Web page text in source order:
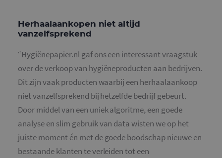
Herhaalaankopen niet altijd
vanzelfsprekend
“Hygiënepapier.nl gaf ons een interessant vraagstuk
over de verkoop van hygiëneproducten aan bedrijven.
Dit zijn vaak producten waarbij een herhaalaankoop
niet vanzelfsprekend bij hetzelfde bedrijf gebeurt.
Door middel van een uniek algoritme, een goede
analyse en slim gebruik van data wisten we op het
juiste moment én met de goede boodschap nieuwe en
bestaande klanten te verleiden tot een